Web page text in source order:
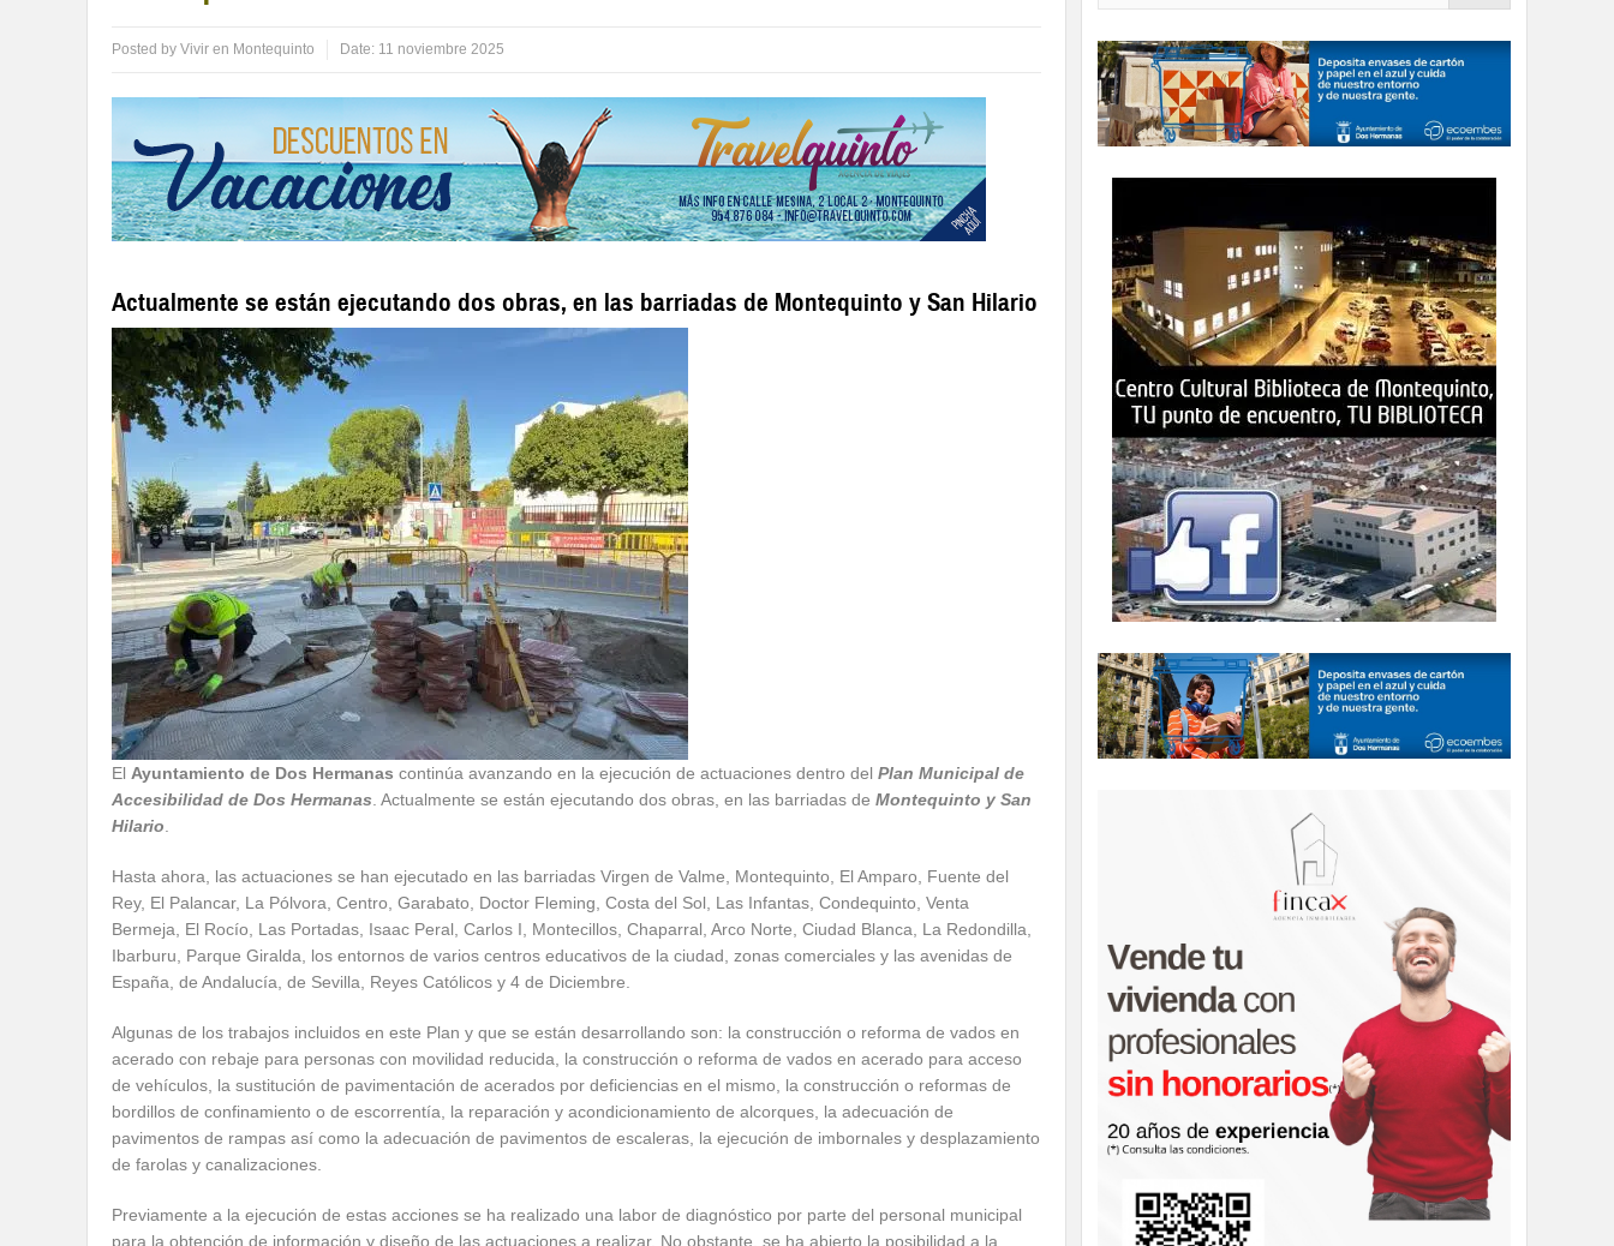
Posted by Vivir en Montequinto Date: 11 noviembre 2025
Actualmente se están ejecutando dos obras, en las barriadas de Montequinto y San Hilario
El Ayuntamiento de Dos Hermanas continúa avanzando en la ejecución de actuaciones dentro del Plan Municipal de
Accesibilidad de Dos Hermanas . Actualmente se están ejecutando dos obras, en las barriadas de Montequinto y San
Hilario
Hasta ahora, las actuaciones se han ejecutado en las barriadas Virgen de Valme, Montequinto, El Amparo, Fuente del
Rey, El Palancar, La Pólvora, Centro, Garabato, Doctor Fleming, Costa del Sol, Las Infantas, Condequinto, Venta
Bermeja, El Rocío, Las Portadas, Isaac Peral, Carlos I, Montecillos, Chaparral, Arco Norte, Ciudad Blanca, La Redondilla,
Ibarburu, Parque Giralda, los entornos de varios centros educativos de la ciudad, zonas comerciales y las avenidas de
España, de Andalucía, de Sevilla, Reyes Católicos y 4 de Diciembre.
Algunas de los trabajos incluidos en este Plan y que se están desarrollando son: la construcción o reforma de vados en
acerado con rebaje para personas con movilidad reducida, la construcción o reforma de vados en acerado para acceso
de vehículos, la sustitución de pavimentación de acerados por deficiencias en el mismo, la construcción o reformas de
bordillos de confinamiento o de escorrentía, la reparación y acondicionamiento de alcorques, la adecuación de
pavimentos de rampas así como la adecuación de pavimentos de escaleras, la ejecución de imbornales y desplazamiento
de farolas y canalizaciones.
Previamente a la ejecución de estas acciones se ha realizado una labor de diagnóstico por parte del personal municipal
para la obtención de información y diseño de las actuaciones a realizar. No obstante, se ha abierto la posibilidad a la